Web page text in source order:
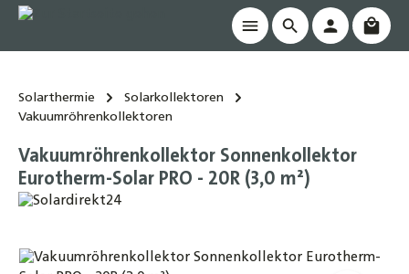
springen
Solarthermie
Solarkollektoren
Vakuumröhrenkollektoren
Vakuumröhrenkollektor Sonnenkollektor
Eurotherm-Solar PRO - 20R (3,0 m²)
Bildergalerie überspringen